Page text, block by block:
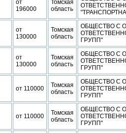
от
196000
Томская
область
от
130000
Томская
область
ОБЩЕСТВО С
ГРУПП"
от
130000
Томская
область
ОБЩЕСТВО С
ГРУПП"
от 110000
Томская
область
ОБЩЕСТВО С
ГРУПП"
от 110000
Томская
область
ОБЩЕСТВО С
ГРУПП"